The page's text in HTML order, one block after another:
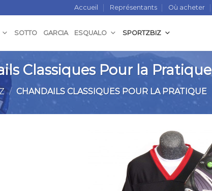
Accueil Représentants Où acheter
SOTTO GARCIA ESQUALO SPORTZBIZ
Classiques Pour la Pratique
/ CHANDAILS CLASSIQUES POUR LA PRATIQUE